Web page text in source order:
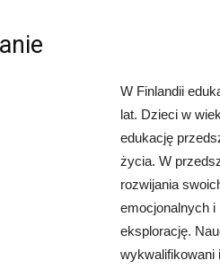
W Finlandii
lat. Dzieci w
edukację
życia. W
rozwijania
emocjonalnych
eksplorację.
wykwalifikowani